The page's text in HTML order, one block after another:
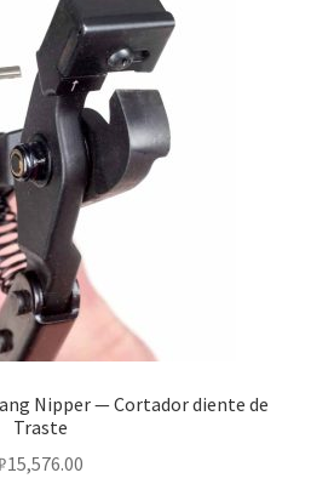
Nipper — Cortador diente de
Traste
15,576.00